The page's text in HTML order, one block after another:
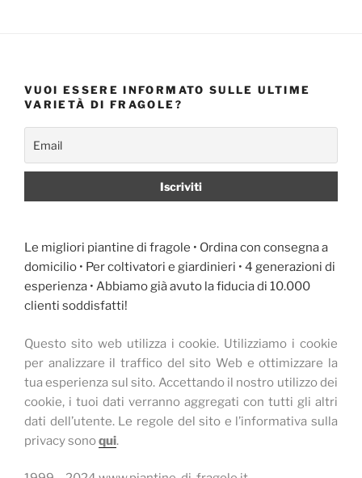
VUOI ESSERE INFORMATO SULLE ULTIME
VARIETÀ DI FRAGOLE?
Le migliori piantine di fragole • Ordina con consegna a
domicilio • Per coltivatori e giardinieri • 4 generazioni di
esperienza • Abbiamo già avuto la fiducia di 10.000
clienti soddisfatti!
Questo sito web utilizza i cookie. Utilizziamo i cookie
per analizzare il traffico del sito Web e ottimizzare la
tua esperienza sul sito. Accettando il nostro utilizzo dei
cookie, i tuoi dati verranno aggregati con tutti gli altri
dati dell’utente. Le regole del sito e l’informativa sulla
privacy sonoqui.